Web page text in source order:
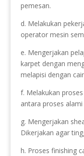
pemesan.
d. Melakukan
operator mesin
e. Mengerjakan
karpet dengan
melapisi dengan
f. Melakukan
antara proses
g. Mengerjakan
Dikerjakan agar
h. Proses finishing